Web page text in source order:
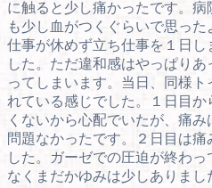
に触ると少し痛かったです。
も少し血がつくぐらいで思った
仕事が休めず立ち仕事を１日
した。ただ違和感はやっぱり
ってしまいます。当日、同様
れている感じでした。１日目
くないから心配でいたが、痛
問題なかったです。２日目は
した。ガーゼでの圧迫が終わ
なくまだかゆみは少しありま